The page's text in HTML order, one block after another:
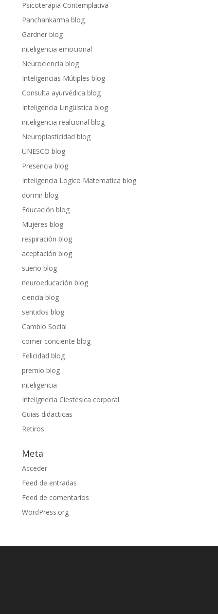
Psicoterapia Contemplativa
Panchankarma blog
Gardner blog
inteligencia emocional
Neurociencia blog
Inteligencias Mútiples blog
Consulta ayurvédica blog
Inteligencia Lingüistica blog
inteligencia realcional blog
Neuroplasticidad blog
UNESCO blog
Presencia blog
Inteligencia Logico Matematica blog
dormir blog
Educación blog
Mujeres blog
respiración blog
aceptación blog
sueño blog
neuroeducación blog
ciencia blog
sentidos blog
Cambio Social
comer conciente blog
Felicidad blog
premio blog
inteligencia
Intelignecia Ciestesica corporal
Guias didacticas
Retiros
Meta
Acceder
Feed de entradas
Feed de comentarios
WordPress.org